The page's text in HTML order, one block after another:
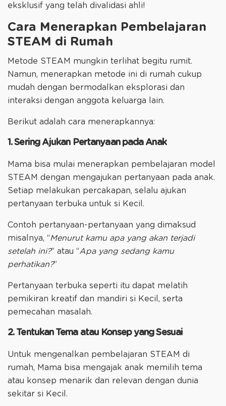
eksklusif yang telah divalidasi ahli!
Cara Menerapkan Pembelajaran
STEAM di Rumah
Metode STEAM mungkin terlihat begitu rumit.
Namun, menerapkan metode ini di rumah cukup
mudah dengan bermodalkan eksplorasi dan
interaksi dengan anggota keluarga lain.
Berikut adalah cara menerapkannya:
1. Sering Ajukan Pertanyaan pada Anak
Mama bisa mulai menerapkan pembelajaran model
STEAM dengan mengajukan pertanyaan pada anak.
Setiap melakukan percakapan, selalu ajukan
pertanyaan terbuka untuk si Kecil.
Contoh pertanyaan-pertanyaan yang dimaksud
misalnya, “Menurut kamu apa yang akan terjadi
setelah ini?” atau “Apa yang sedang kamu
perhatikan?”
Pertanyaan terbuka seperti itu dapat melatih
pemikiran kreatif dan mandiri si Kecil, serta
pemecahan masalah.
2. Tentukan Tema atau Konsep yang Sesuai
Untuk mengenalkan pembelajaran STEAM di
rumah, Mama bisa mengajak anak memilih tema
atau konsep menarik dan relevan dengan dunia
sekitar si Kecil.